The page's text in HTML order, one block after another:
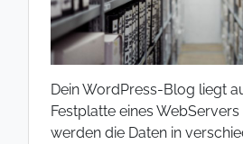
Dein WordPress-Blog liegt
Festplatte eines
werden die Daten in